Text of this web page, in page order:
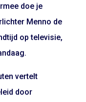
doe je
Menno de
op televisie,
vertelt
door